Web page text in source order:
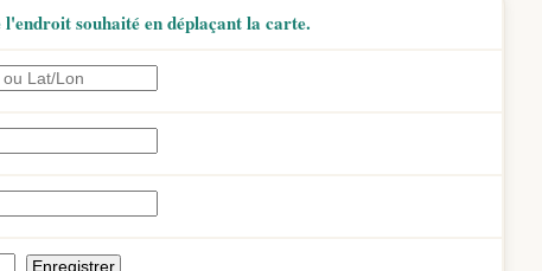
l'endroit souhaité en déplaçant la carte.